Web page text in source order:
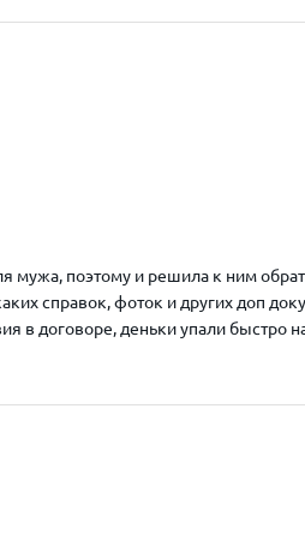
мужа, поэтому и решила к ним
справок, фоток и других доп
в договоре, деньки упали быстро